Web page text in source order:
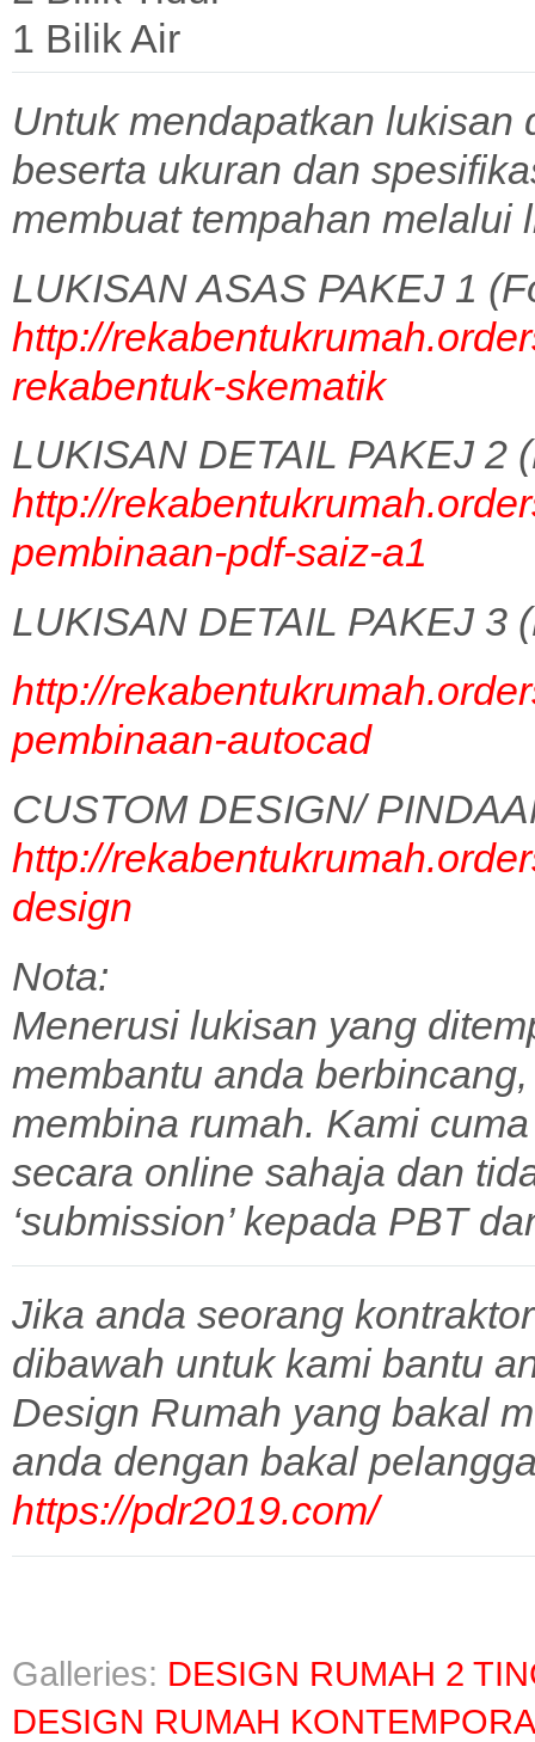
1 Bilik Air
Untuk mendapatkan
beserta ukuran dan
membuat tempahan melalui
LUKISAN ASAS PAKEJ 1
http://
rekabentuk-skematik
LUKISAN DETAIL PAKEJ 2
http://
pembinaan-pdf-saiz-a1
LUKISAN DETAIL PAKEJ 3
http://
pembinaan-autocad
CUSTOM DESIGN/
http://
design
Nota:
Menerusi lukisan yang
membantu anda
membina rumah. Kami
secara online sahaja dan
‘submission’ kepada PBT
Jika anda seorang
dibawah untuk kami bantu
Design Rumah yang bakal
anda dengan bakal
https://pdr2019.com/
Galleries: DESIGN RUMAH 2
DESIGN RUMAH